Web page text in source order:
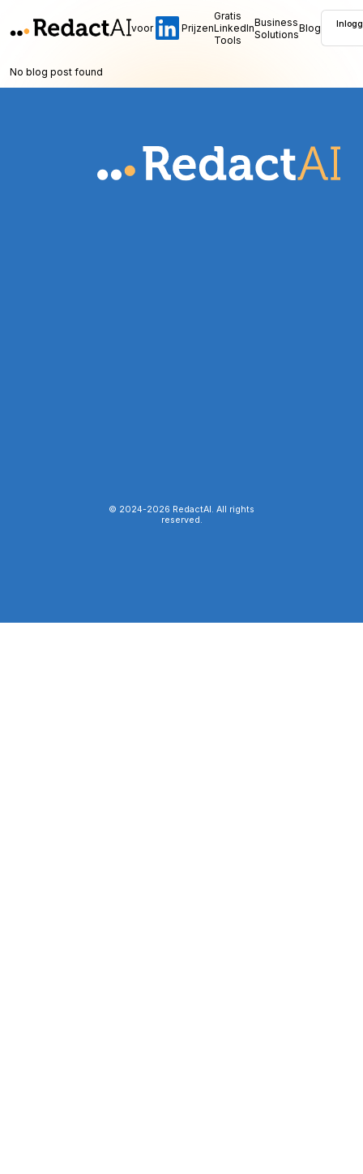
voor Prijzen
Gratis
LinkedIn
Tools
Business
SolutionsBlog
No blog post found
© 2024-2026 RedactAI. All rights
reserved.